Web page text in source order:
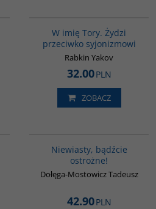
W imię Tory. Żydzi
przeciwko syjonizmowi
Rabkin Yakov
32.00PLN
ZOBACZ
Niewiasty, bądźcie
ostrożne!
Dołęga-Mostowicz Tadeusz
42.90PLN